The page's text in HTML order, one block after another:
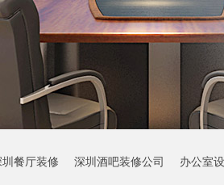
圳餐厅装修 深圳酒吧装修公司 办公室